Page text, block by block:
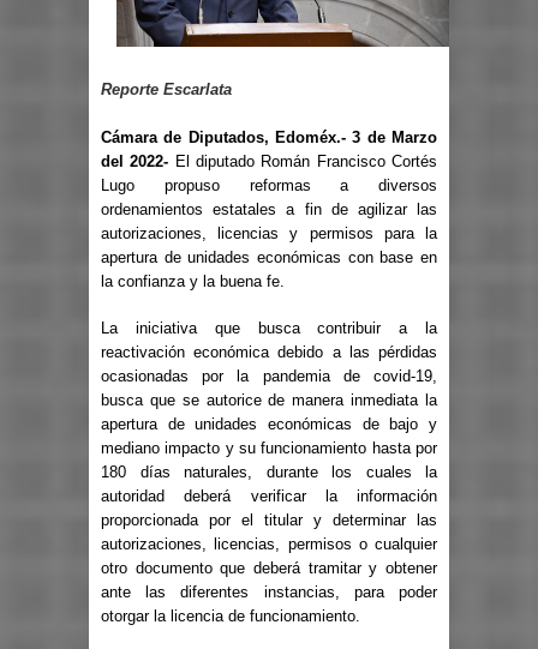
Reporte Escarlata
Cámara de Diputados, Edoméx.- 3 de Marzo
del 2022- El diputado Román Francisco Cortés
Lugo propuso reformas a diversos
ordenamientos estatales a fin de agilizar las
autorizaciones, licencias y permisos para la
apertura de unidades económicas con base en
la confianza y la buena fe.
La iniciativa que busca contribuir a la
reactivación económica debido a las pérdidas
ocasionadas por la pandemia de covid-19,
busca que se autorice de manera inmediata la
apertura de unidades económicas de bajo y
mediano impacto y su funcionamiento hasta por
180 días naturales, durante los cuales la
autoridad deberá verificar la información
proporcionada por el titular y determinar las
autorizaciones, licencias, permisos o cualquier
otro documento que deberá tramitar y obtener
ante las diferentes instancias, para poder
otorgar la licencia de funcionamiento.